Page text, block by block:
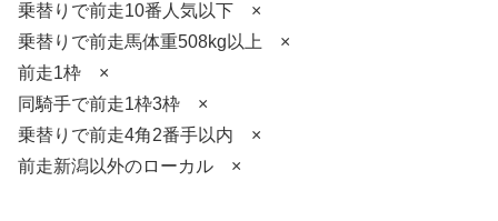
乗替りで前走10番人気以下 ×
乗替りで前走馬体重508kg以上 ×
前走1枠 ×
同騎手で前走1枠3枠 ×
乗替りで前走4角2番手以内 ×
前走新潟以外のローカル ×